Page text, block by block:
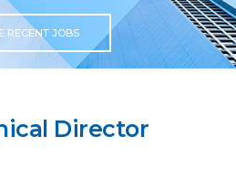
RECENT JOBS
Director